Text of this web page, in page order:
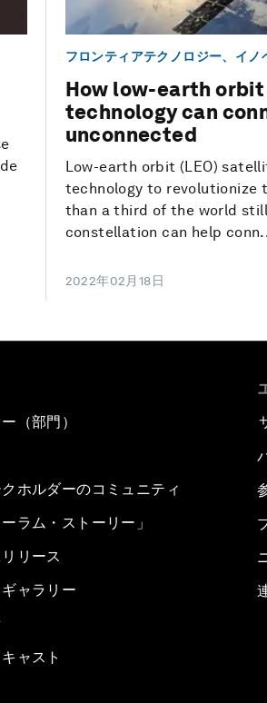
フロンティアテクノロジー、イノ
How low-earth
technology can
unconnected
Low-earth orbit (LEO)
technology to revolutionize
than a third of the world
constellation can help
2022年02月18日
（部門）
ホルダーのコミュニティ
ーラム・ストーリー」
リース
ャラリー
ャスト